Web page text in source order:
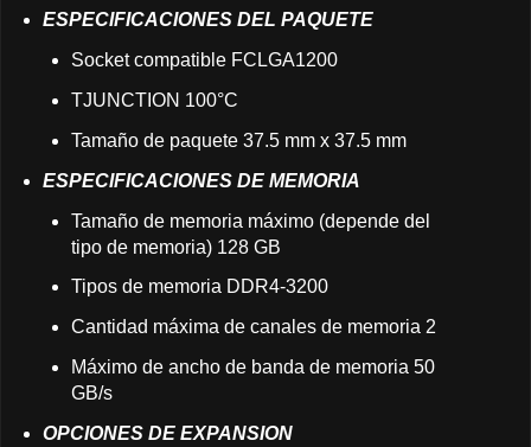
ESPECIFICACIONES DEL PAQUETE
Socket compatible FCLGA1200
TJUNCTION 100°C
Tamaño de paquete 37.5 mm x 37.5 mm
ESPECIFICACIONES DE MEMORIA
Tamaño de memoria máximo (depende del
tipo de memoria) 128 GB
Tipos de memoria DDR4-3200
Cantidad máxima de canales de memoria 2
Máximo de ancho de banda de memoria 50
GB/s
OPCIONES DE EXPANSION